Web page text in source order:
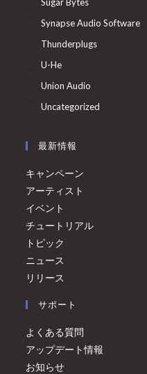
Synapse Audio Software
Thunderplugs
U-He
Union Audio
Uncategorized
最新情報
キャンペーン
アーティスト
イベント
チュートリアル
トピック
ニュース
リリース
サポート
よくある質問
アップデート情報
お知らせ